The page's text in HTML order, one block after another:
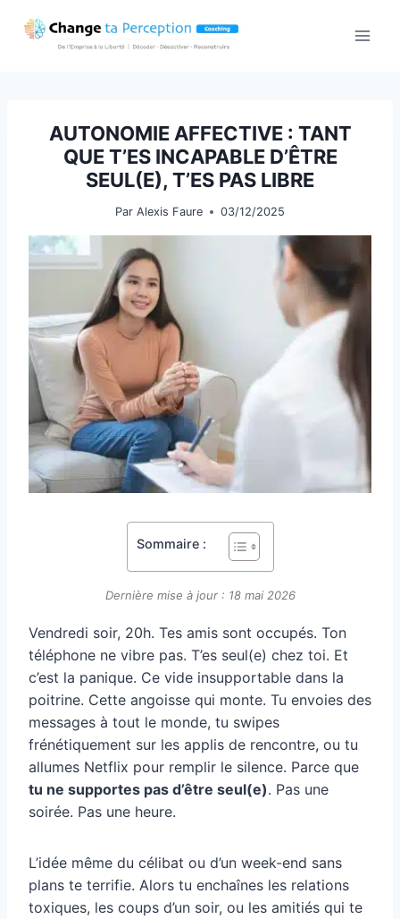
AUTONOMIE AFFECTIVE : TANT
QUE T’ES INCAPABLE D’ÊTRE
SEUL(E), T’ES PAS LIBRE
Par Alexis Faure 03/12/2025
Sommaire :
Dernière mise à jour : 18 mai 2026
Vendredi soir, 20h. Tes amis sont occupés. Ton
téléphone ne vibre pas. T’es seul(e) chez toi. Et
c’est la panique. Ce vide insupportable dans la
poitrine. Cette angoisse qui monte. Tu envoies des
messages à tout le monde, tu swipes
frénétiquement sur les applis de rencontre, ou tu
allumes Netflix pour remplir le silence. Parce que
tu ne supportes pas d’être seul(e). Pas une
soirée. Pas une heure.
L’idée même du célibat ou d’un week-end sans
plans te terrifie. Alors tu enchaînes les relations
toxiques, les coups d’un soir, ou les amitiés qui te